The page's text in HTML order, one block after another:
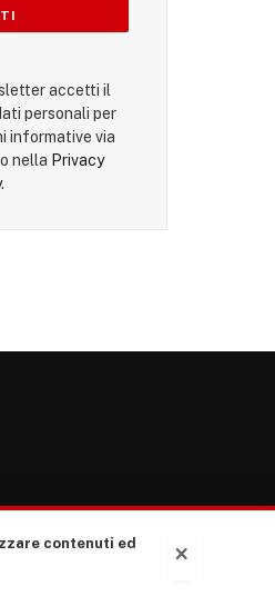
accetti il
personali per
informative via
nella Privacy
.
×
contenuti ed